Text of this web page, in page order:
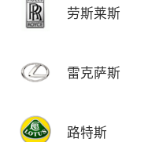
劳斯莱斯
雷克萨斯
路特斯